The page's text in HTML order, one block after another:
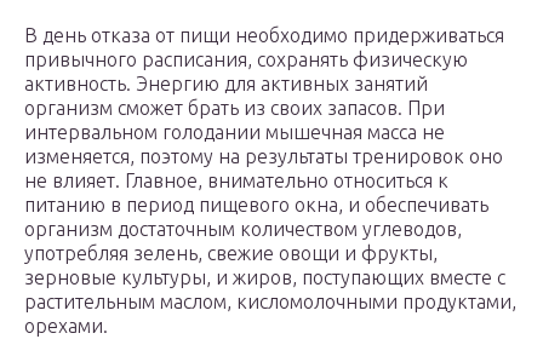
В день отказа от пищи необходимо придерживаться
привычного расписания, сохранять физическую
активность. Энергию для активных занятий
организм сможет брать из своих запасов. При
интервальном голодании мышечная масса не
изменяется, поэтому на результаты тренировок оно
не влияет. Главное, внимательно относиться к
питанию в период пищевого окна, и обеспечивать
организм достаточным количеством углеводов,
употребляя зелень, свежие овощи и фрукты,
зерновые культуры, и жиров, поступающих вместе с
растительным маслом, кисломолочными продуктами,
орехами.